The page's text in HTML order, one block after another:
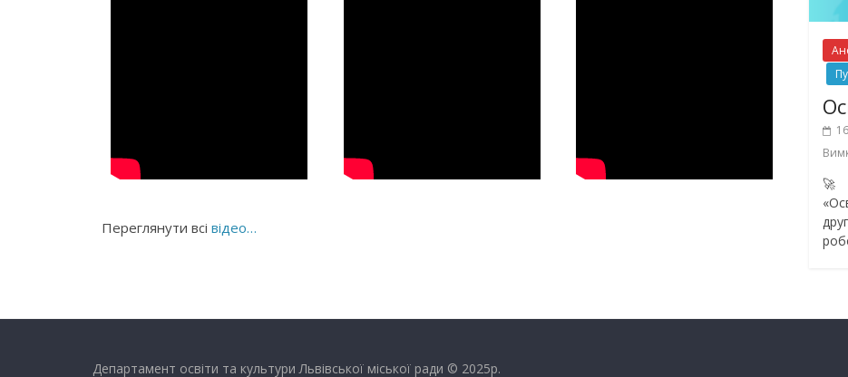
Переглянути всі відео…
🚀
Департамент освіти та культури Львівської міської ради © 2025р.